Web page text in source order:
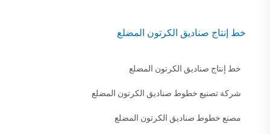
خط إنتاج صناديق الكرتون المضلع
خط إنتاج صناديق الكرتون المضلع
شركة تصنيع خطوط صناديق الكرتون المضلع
مصنع خطوط صناديق الكرتون المضلع